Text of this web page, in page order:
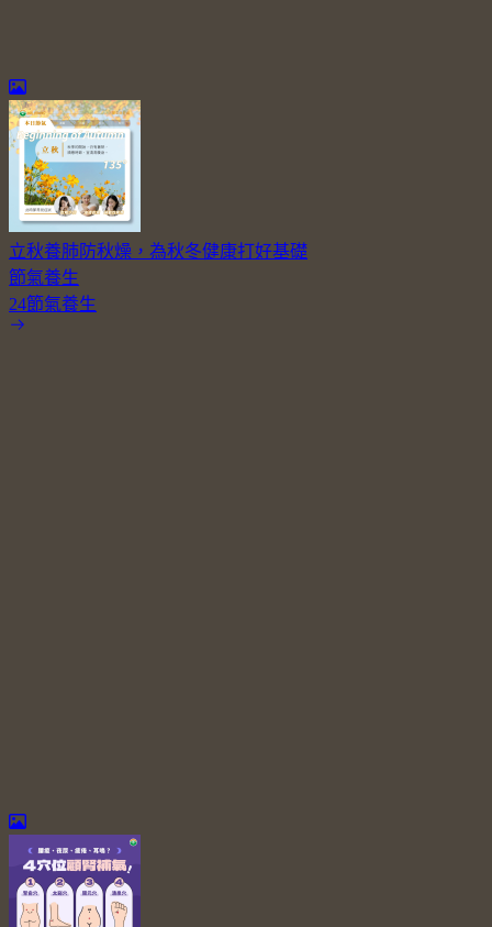
立秋養肺防秋燥，為秋冬健康打好基礎
節氣養生
24節氣養生